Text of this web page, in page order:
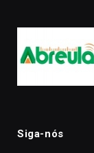
Siga-nós